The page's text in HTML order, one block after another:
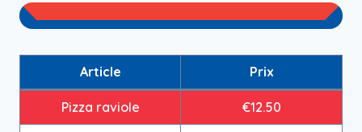
Article Prix
Pizza raviole €12.50